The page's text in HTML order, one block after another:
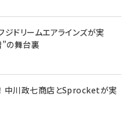
ドリームエアラインズが実
”の舞台裏
中川政七商店とSprocketが実